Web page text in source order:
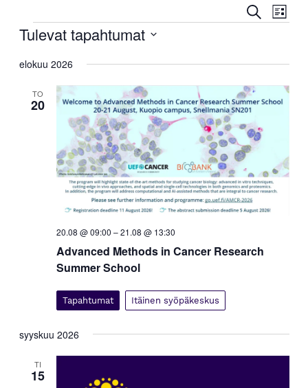
T
a
a
t
u
m
a
t
E
t
s
a
k
y
Etsi
T
a
h
e
w
Lista
Tapahtumat
Tulevat tapahtumat
päivä.
elokuu 2026
TO
20
20.08 @ 09:00 –21.08 @ 13:30
Advanced Methods in Cancer Research
Summer School
Tapahtumat Itäinen syöpäkeskus
syyskuu 2026
TI
15